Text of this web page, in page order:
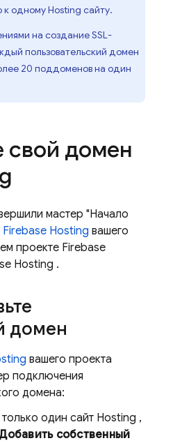
к одномуHosting сайту.
на создание SSL-
пользовательский домен
20 поддоменов на один
свой домен
мастер "Начало
Firebase Hosting вашего
проекте Firebase
Hosting .
домен
вашего проекта
подключения
домена:
один сайт Hosting ,
собственный